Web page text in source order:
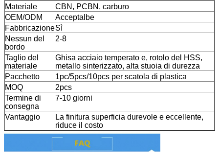
Materiale
CBN, PCBN, carburo
OEM/ODM
Acceptalbe
FabbricazioneSì
Nessun del
bordo
2-8
Taglio del
materiale
Ghisa acciaio temperato e, rotolo del HSS,
metallo sinterizzato, alta stuoia di durezza
Pacchetto
1pc/5pcs/10pcs per scatola di plastica
MOQ
2pcs
Termine di
consegna
7-10 giorni
Vantaggio
La finitura superficia durevole e eccellente,
riduce il costo